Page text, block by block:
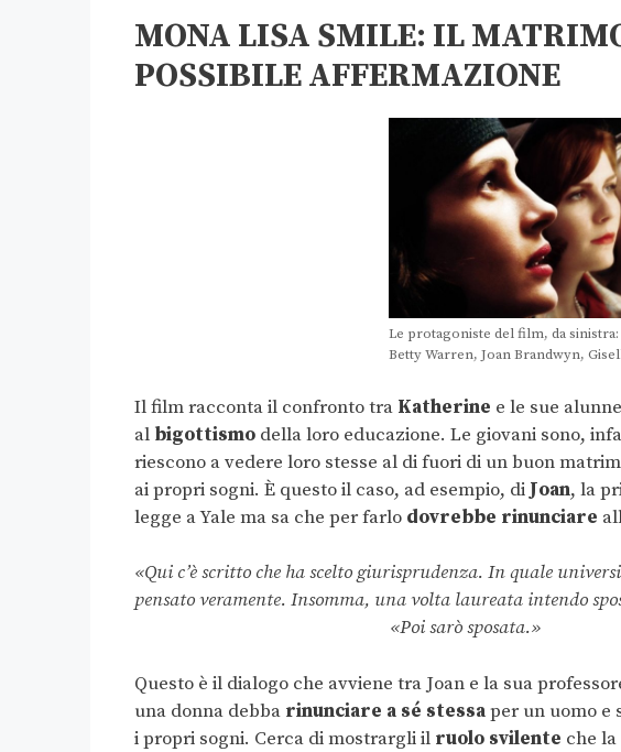
MONA LISA SMILE: IL
POSSIBILE AFFERMAZIONE
Le protagoniste del film, da
Betty Warren, Joan Brandwyn,
Il film racconta il confronto tra Katherine e le sue
al bigottismo della loro educazione. Le giovani sono,
riescono a vedere loro stesse al di fuori di un buon
ai propri sogni. È questo il caso, ad esempio, di Joan, la
legge a Yale ma sa che per farlo dovrebbe rinunciare
«Qui c’è scritto che ha scelto giurisprudenza. In quale
pensato veramente. Insomma, una volta
«Poi sarò sposata.»
Questo è il dialogo che avviene tra Joan e la sua
una donna debba rinunciare a sé stessaper un uomo e
i propri sogni. Cerca di mostrargli il ruolo svilente che